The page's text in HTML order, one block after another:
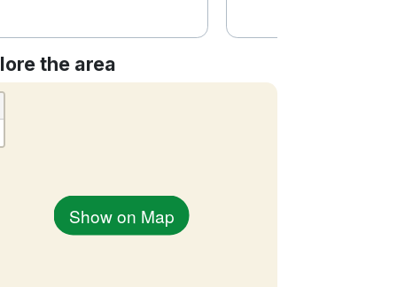
the area
Show on Map